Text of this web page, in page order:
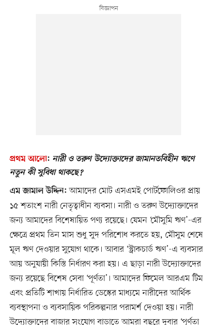
প্রথম আলো: নারী ও তরুণ উদ্যোক্তাদের জামানতবিহীন ঋণে
নতুন কী সুবিধা থাকছে?
এম জামাল উদ্দিন: আমাদের মোট এসএমই পোর্টফোলিওর প্রায়
১৫ শতাংশ নারী নেতৃত্বাধীন ব্যবসা। নারী ও তরুণ উদ্যোক্তাদের
জন্য আমাদের বিশেষায়িত পণ্য রয়েছে। যেমন ‘মৌসুমি ঋণ’-এর
ক্ষেত্রে প্রথম তিন মাস শুধু সুদ পরিশোধ করতে হয়, মৌসুম শেষে
মূল ঋণ দেওয়ার সুযোগ থাকে। আবার ‘স্ট্রাকচার্ড ঋণ’-এ ব্যবসার
আয় অনুযায়ী কিস্তি নির্ধারণ করা হয়। এ ছাড়া নারী উদ্যোক্তাদের
জন্য রয়েছে বিশেষ সেবা ‘পূর্ণতা’। আমাদের ফিমেল আরএম টিম
এবং প্রতিটি শাখায় নির্ধারিত ডেস্কের মাধ্যমে নারীদের আর্থিক
ব্যবস্থাপনা ও ব্যবসায়িক পরিকল্পনার পরামর্শ দেওয়া হয়। নারী
উদ্যোক্তাদের বাজার সংযোগ বাড়াতে আমরা বছরে দুবার ‘পূর্ণতা